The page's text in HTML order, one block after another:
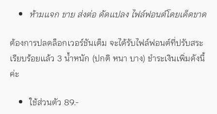
ห้ามแจก ขาย ส่งต่อ ดัดแปลง ไฟล์ฟอนต์โดยเด็ดขาด
ต้องการปลดล็อกเวอร์ชันเต็ม จะได้รับไฟล์ฟอนต์ที่ปรับสระ
เรียบร้อยแล้ว 3 น้ำหนัก (ปกติ หนา บาง) ชำระเงินเพิ่มดังนี้
ค่ะ
ใช้ส่วนตัว 89.-